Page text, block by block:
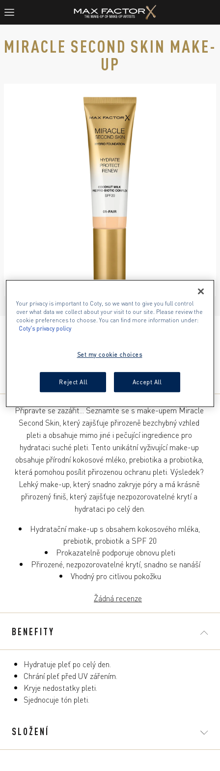
MIRACLE SECOND SKIN MAKE-
UP
ITEM 01 (CURRENT SLIDE)
ITEM 02
ITEM 03
01 FAIR
Připravte se zazářit... Seznamte se s make-upem Miracle
Second Skin, který zajišťuje přirozeně bezchybný vzhled
pleti a obsahuje mimo jiné i pečující ingredience pro
hydrataci suché pleti. Tento unikátní vyživující make-up
obsahuje přírodní kokosové mléko, prebiotika a probiotika,
která pomohou posílit přirozenou ochranu pleti. Výsledek?
Lehký make-up, který snadno zakryje póry a má krásně
přirozený finiš, který zajišťuje nezpozorovatelné krytí a
Hydratační make-up s obsahem kokosového mléka,
Vhodný pro citlivou pokožku
Žádná recenze
BENEFITY
Hydratuje pleť po celý den.
Chrání pleť před UV zářením.
Kryje nedostatky pleti.
Sjednocuje tón pleti.
SLOŽENÍ
Your privacy is important to Coty, so we want to give you full control
over what data we collect about your visit to our site. Please review the
cookie preferences to choose. You can find more information under:
Coty's privacy policy
Set my cookie choices
Reject All Accept All